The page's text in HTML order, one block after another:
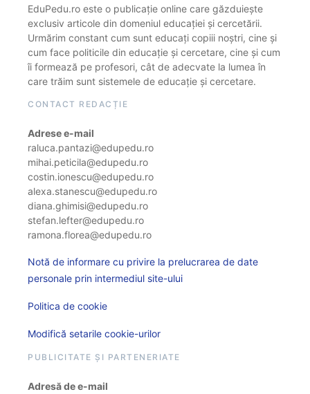
EduPedu.ro este o publicație online care găzduiește
exclusiv articole din domeniul educației și cercetării.
Urmărim constant cum sunt educați copiii noștri, cine și
cum face politicile din educație și cercetare, cine și cum
îi formează pe profesori, cât de adecvate la lumea în
care trăim sunt sistemele de educație și cercetare.
CONTACT REDACȚIE
Adrese e-mail
raluca.pantazi@edupedu.ro
mihai.peticila@edupedu.ro
costin.ionescu@edupedu.ro
alexa.stanescu@edupedu.ro
diana.ghimisi@edupedu.ro
stefan.lefter@edupedu.ro
ramona.florea@edupedu.ro
Notă de informare cu privire la prelucrarea de date
personale prin intermediul site-ului
Politica de cookie
Modifică setarile cookie-urilor
PUBLICITATE ȘI PARTENERIATE
Adresă de e-mail